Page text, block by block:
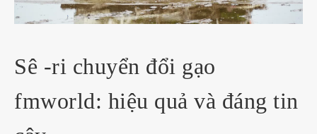
Sê -ri chuyển đổi gạo
fmworld: hiệu quả và đáng tin